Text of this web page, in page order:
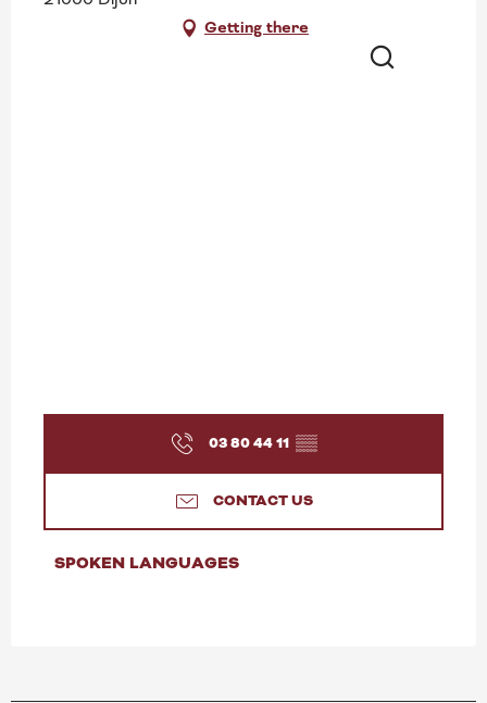
Getting there
03 80 44 11 ▒▒
CONTACT US
SPOKEN LANGUAGES
SPOKEN LANGUAGES